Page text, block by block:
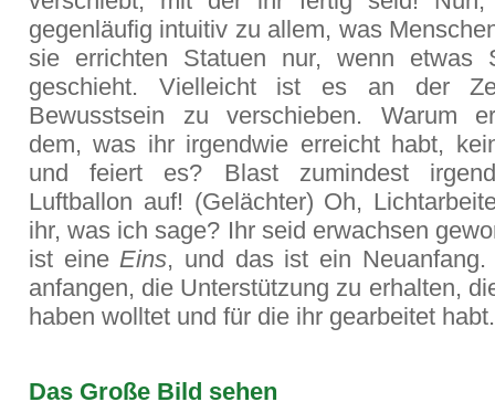
gegenläufig intuitiv zu allem, was
sie errichten Statuen nur, wenn etwas
geschieht. Vielleicht ist es an der
Bewusstsein zu verschieben. Warum
dem, was ihr irgendwie erreicht habt,
und feiert es? Blast zumindest
Luftballon auf! (Gelächter) Oh,
ihr, was ich sage? Ihr seid erwachsen
ist eine Eins, und das ist ein Neuanfang.
anfangen, die Unterstützung zu erhalten,
haben wolltet und für die ihr gearbeitet habt.
Das Große Bild sehen